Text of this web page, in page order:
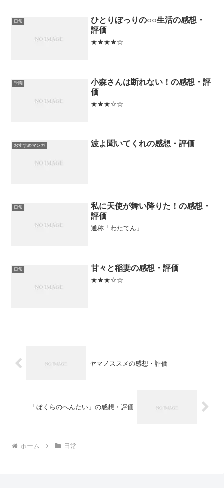
日常
ひとりぼっりの○○生活の感想・
評価
★★★★☆
学園
小森さんは断れない！の感想・評
価
★★★☆☆
おすすめマンガ 波よ聞いてくれの感想・評価
日常
私に天使が舞い降りた！の感想・
評価
通称「わたてん」
日常 甘々と稲妻の感想・評価
★★★☆☆
ヤマノススメの感想・評価
「ぼくらのへんたい」の感想・評価
ホーム 日常